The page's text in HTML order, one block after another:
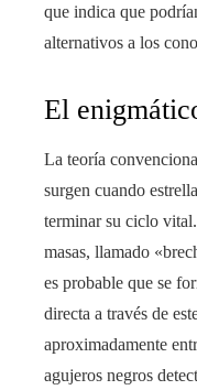
que indica que
alternativos a los
El
La teoría
surgen cuando
terminar su ciclo
masas, llamado
es probable que se
directa a través de
aproximadamente
agujeros negros